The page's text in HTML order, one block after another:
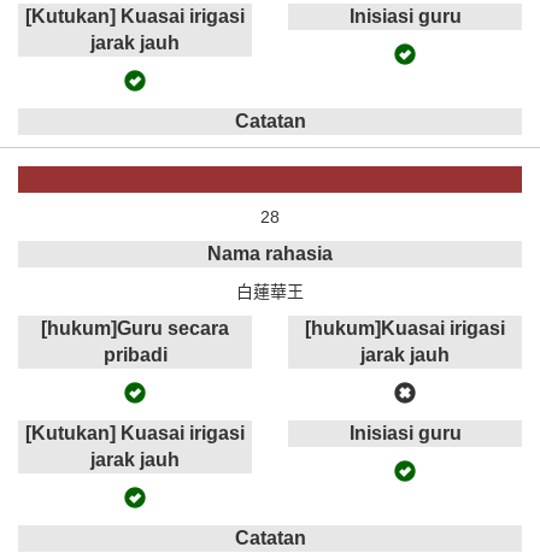
[Kutukan] Kuasai irigasi
jarak jauh
Inisiasi guru
Catatan
28
Nama rahasia
白蓮華王
[hukum]Guru secara
pribadi
[hukum]Kuasai irigasi
jarak jauh
[Kutukan] Kuasai irigasi
jarak jauh
Inisiasi guru
Catatan